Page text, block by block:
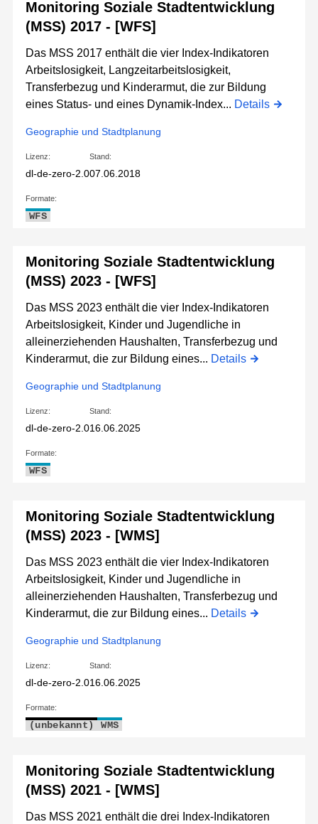
Monitoring Soziale Stadtentwicklung
(MSS) 2017 - [WFS]
Das MSS 2017 enthält die vier Index-Indikatoren
Arbeitslosigkeit, Langzeitarbeitslosigkeit,
Transferbezug und Kinderarmut, die zur Bildung
eines Status- und eines Dynamik-Index... Details
Geographie und Stadtplanung
Lizenz:
dl-de-zero-2.0
Stand:
07.06.2018
Formate:
WFS
Monitoring Soziale Stadtentwicklung
(MSS) 2023 - [WFS]
Das MSS 2023 enthält die vier Index-Indikatoren
Arbeitslosigkeit, Kinder und Jugendliche in
alleinerziehenden Haushalten, Transferbezug und
Kinderarmut, die zur Bildung eines... Details
Geographie und Stadtplanung
Lizenz:
dl-de-zero-2.0
Stand:
16.06.2025
Formate:
WFS
Monitoring Soziale Stadtentwicklung
(MSS) 2023 - [WMS]
Das MSS 2023 enthält die vier Index-Indikatoren
Arbeitslosigkeit, Kinder und Jugendliche in
alleinerziehenden Haushalten, Transferbezug und
Kinderarmut, die zur Bildung eines... Details
Geographie und Stadtplanung
Lizenz:
dl-de-zero-2.0
Stand:
16.06.2025
Formate:
(unbekannt) WMS
Monitoring Soziale Stadtentwicklung
(MSS) 2021 - [WMS]
Das MSS 2021 enthält die drei Index-Indikatoren